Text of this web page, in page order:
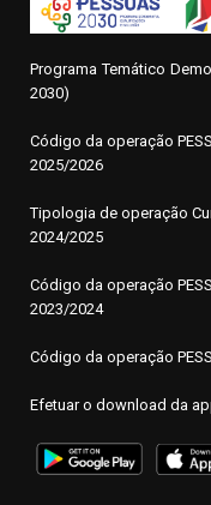
Programa Temático
2030)
Código da operação P
2025/2026
Tipologia de operação
2024/2025
Código da operação
2023/2024
Código da operação
Efetuar o download da